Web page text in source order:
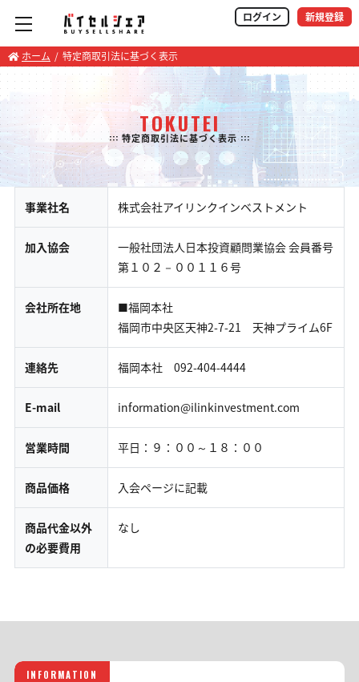
ログイン 新規登録
ホーム 特定商取引法に基づく表示
TOKUTEI
::: 特定商取引法に基づく表示 :::
事業社名 株式会社アイリンクインベストメント
加入協会
一般社団法人日本投資顧問業協会 会員番号
第１０２－００１１６号
会社所在地
■福岡本社
福岡市中央区天神2-7-21 天神プライム6F
連絡先 福岡本社 092-404-4444
E-mail information@ilinkinvestment.com
営業時間 平日：９：００～１８：００
商品価格 入会ページに記載
商品代金以外
の必要費用
なし
INFORMATION